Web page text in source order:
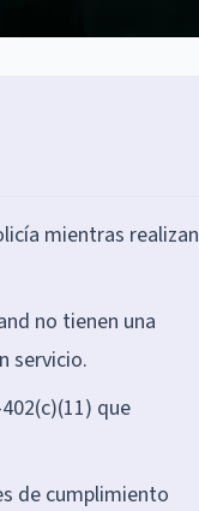
mientras realizan
no tienen una
servicio.
que
de cumplimiento